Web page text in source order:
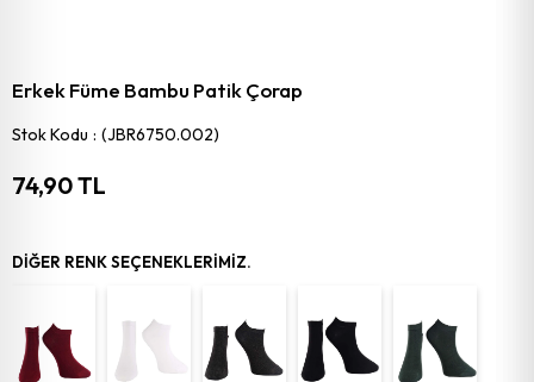
Erkek Füme Bambu Patik Çorap
Stok Kodu (JBR6750.002)
74,90 TL
DIĞER RENK SEÇENEKLERIMIZ.